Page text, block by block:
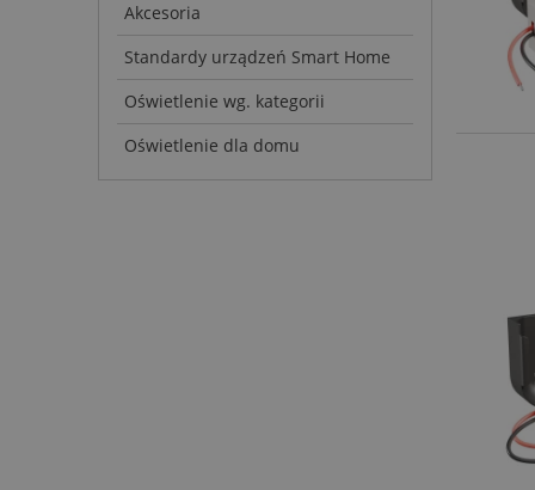
Akcesoria
Standardy urządzeń Smart Home
Oświetlenie wg. kategorii
Oświetlenie dla domu